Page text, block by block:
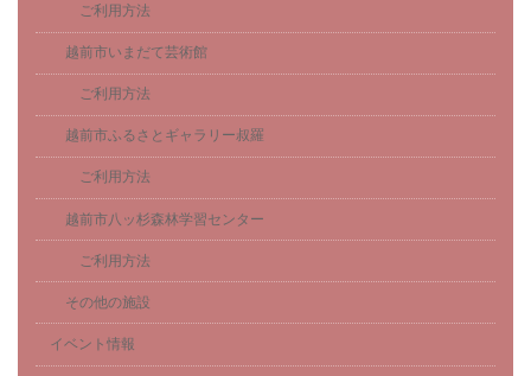
ご利用方法
越前市いまだて芸術館
ご利用方法
越前市ふるさとギャラリー叔羅
ご利用方法
越前市八ッ杉森林学習センター
ご利用方法
その他の施設
イベント情報